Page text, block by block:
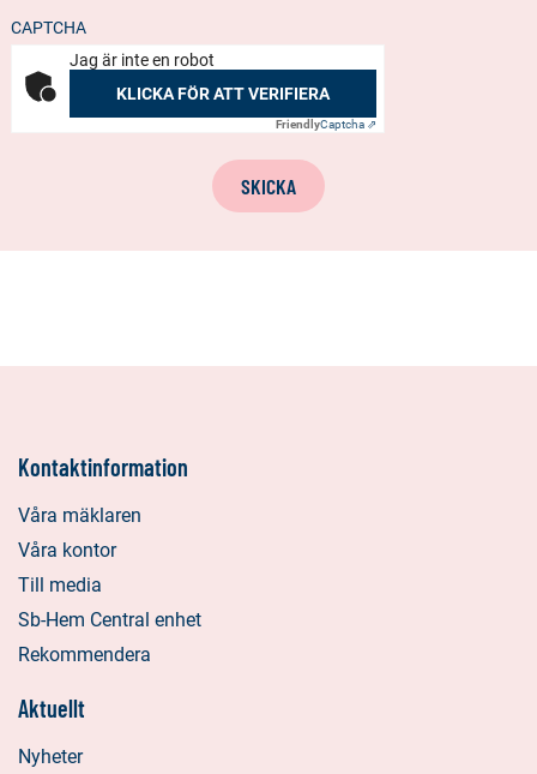
CAPTCHA
Jag är inte en robot
KLICKA FÖR ATT VERIFIERA
FriendlyCaptcha ⇗
SKICKA
Kontaktinformation
Våra mäklaren
Våra kontor
Till media
Sb-Hem Central enhet
Rekommendera
Aktuellt
Nyheter